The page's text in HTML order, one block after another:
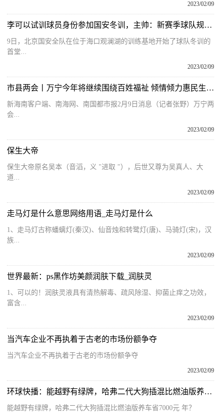
2023/02/09
李可以试训球员身份参加国安冬训，主帅：新赛季球队规模23人左右
9日，北京国安全队在位于海口观澜湖的训练基地开始了球队冬训的
首堂...
2023/02/09
市县两会丨万宁今年将继续围绕百姓福祉 倾情倾力惠民生、补短板
新海南客户端、南海网、南国都市报2月9日消息（记者张野）万宁两
会...
2023/02/09
保生大帝
保生大帝原名吴本（音滔，义 "进取 "），后世又尊为吴真人、大
道...
2023/02/09
走马灯是什么意思网络用语_走马灯是什么
1、走马灯古称蟠螭灯(秦汉)、仙音烛和转鹭灯(唐)、马骑灯(宋)，汉
族...
2023/02/09
世界最新：ps黑作坊美颜润肤下载_润肤灵
1、可以的！润肤灵液具有清热解毒、疏风除湿、抑菌止痒之功效，
富含...
2023/02/09
当汽车企业不再执着于古老的市场份额争夺
当汽车企业不再执着于古老的市场份额争夺
2023/02/09
环球快播：能越野有绿牌，哈弗二代大狗插混比燃油版养车省7000元/年？
能越野有绿牌，哈弗二代大狗插混比燃油版养车省7000元 年？